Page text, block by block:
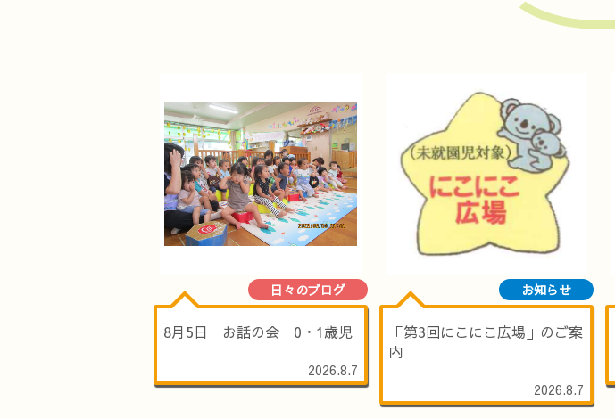
日々のブログ
8月5日 お話の会 0・1歳児
2026.8.7
お知らせ
「第3回にこにこ広場」のご案
内
2026.8.7